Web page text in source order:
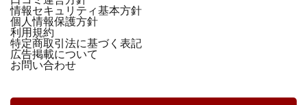
情報セキュリティ基本方針
個人情報保護方針
利用規約
特定商取引法に基づく表記
広告掲載について
お問い合わせ